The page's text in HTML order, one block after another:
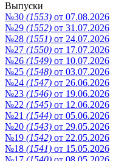
Выпуски
№30 (1553) от 07.08.2026
№29 (1552) от 31.07.2026
№28 (1551) от 24.07.2026
№27 (1550) от 17.07.2026
№26 (1549) от 10.07.2026
№25 (1548) от 03.07.2026
№24 (1547) от 26.06.2026
№23 (1546) от 19.06.2026
№22 (1545) от 12.06.2026
№21 (1544) от 05.06.2026
№20 (1543) от 29.05.2026
№19 (1542) от 22.05.2026
№18 (1541) от 15.05.2026